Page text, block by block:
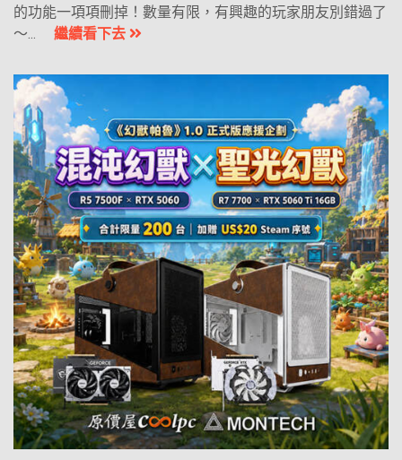
的功能一項項刪掉！數量有限，有興趣的玩家朋友別錯過了
～... 繼續看下去